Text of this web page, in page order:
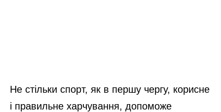
Не стільки спорт, як в першу чергу, корисне
і правильне харчування, допоможе